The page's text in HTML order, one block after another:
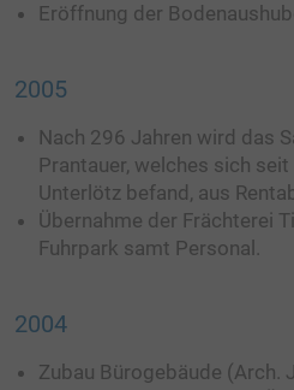
Eröffnung der
2005
Nach 296 Jahren wird das
Prantauer, welches sich
Unterlötz befand, aus
Übernahme der Frächterei
Fuhrpark samt Personal.
2004
Zubau Bürogebäude (Arch.